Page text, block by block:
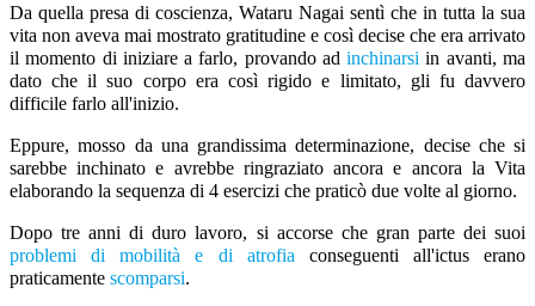
Da quella presa di coscienza, Wataru Nagai sentì che in tutta la sua
vita non aveva mai mostrato gratitudine e così decise che era arrivato
il momento di iniziare a farlo, provando adinchinarsi in avanti, ma
dato che il suo corpo era così rigido e limitato, gli fu davvero
difficile farlo all'inizio.
Eppure, mosso da una grandissima determinazione, decise che si
sarebbe inchinato e avrebbe ringraziato ancora e ancora la Vita
elaborando la sequenza di 4 esercizi che praticò due volte al giorno.
Dopo tre anni di duro lavoro, si accorse che gran parte dei suoi
problemi di mobilità e di atrofia conseguenti all'ictus erano
praticamente scomparsi.